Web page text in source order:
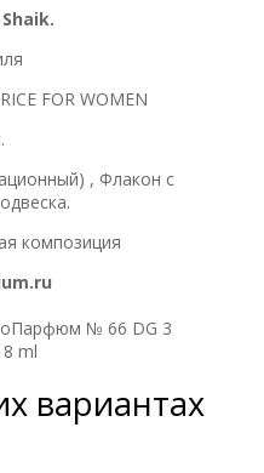
FOR WOMEN
, Флакон с
композиция
№ 66 DG 3
8 ml
вариантах